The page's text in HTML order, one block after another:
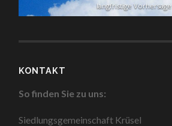
langfristige Vorhersage
KONTAKT
So finden Sie zu uns:
Siedlungsgemeinschaft Krüsel